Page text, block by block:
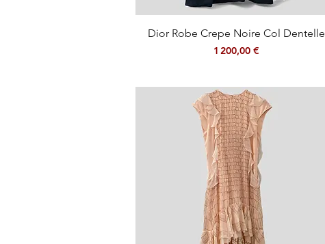
Aperçu rapide
Dior Robe Crepe Noire Col Dentelle
Prix
1 200,00 €